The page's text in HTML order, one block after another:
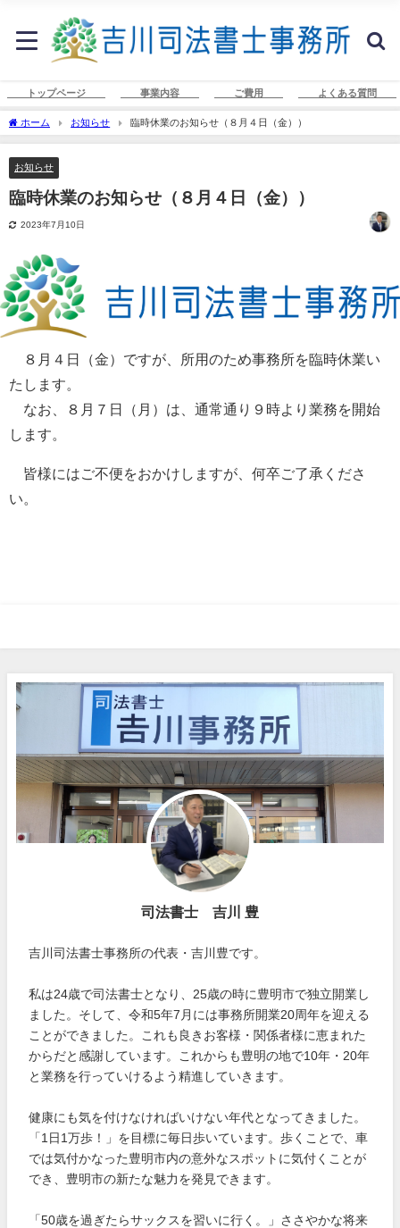
トップページ 事業内容 ご費用 よくある質問
ホーム お知らせ 臨時休業のお知らせ（８月４日（金））
お知らせ
臨時休業のお知らせ（８月４日（金））
2023年7月10日
８月４日（金）ですが、所用のため事務所を臨時休業い
たします。
なお、８月７日（月）は、通常通り９時より業務を開始
します。
皆様にはご不便をおかけしますが、何卒ご了承くださ
い。
司法書士 吉川 豊
吉川司法書士事務所の代表・吉川豊です。
私は24歳で司法書士となり、25歳の時に豊明市で独立開業し
ました。そして、令和5年7月には事務所開業20周年を迎える
ことができました。これも良きお客様・関係者様に恵まれた
からだと感謝しています。これからも豊明の地で10年・20年
と業務を行っていけるよう精進していきます。
健康にも気を付けなければいけない年代となってきました。
「1日1万歩！」を目標に毎日歩いています。歩くことで、車
では気付かなった豊明市内の意外なスポットに気付くことが
でき、豊明市の新たな魅力を発見できます。
「50歳を過ぎたらサックスを習いに行く。」ささやかな将来